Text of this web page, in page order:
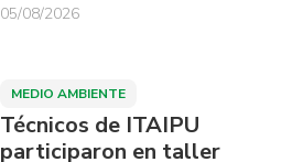
05/08/2026
MEDIO AMBIENTE
Técnicos de ITAIPU
participaron en taller